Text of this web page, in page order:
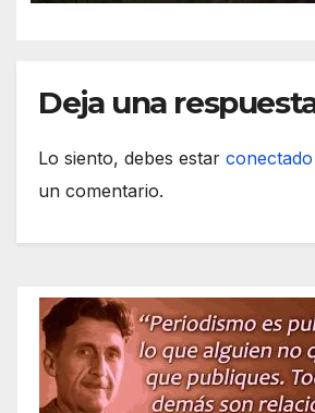
Deja una
Lo siento, debes estar conectado
un comentario.